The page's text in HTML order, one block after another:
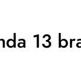
13